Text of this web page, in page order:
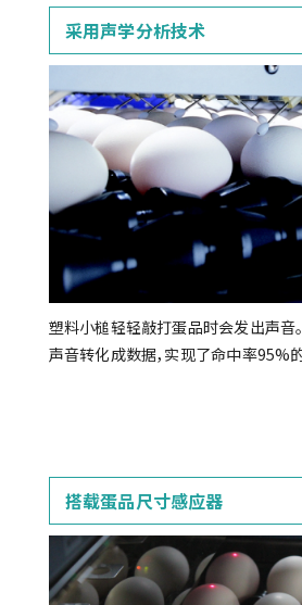
采用声学分析技术
塑料小槌轻轻敲打蛋品时会发出声音
声音转化成数据，实现了命中率95%
搭载蛋品尺寸感应器